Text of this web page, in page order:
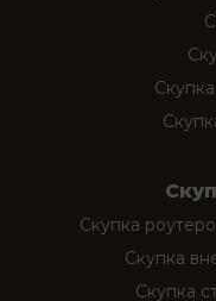
Скупка
Скупка
Скупка